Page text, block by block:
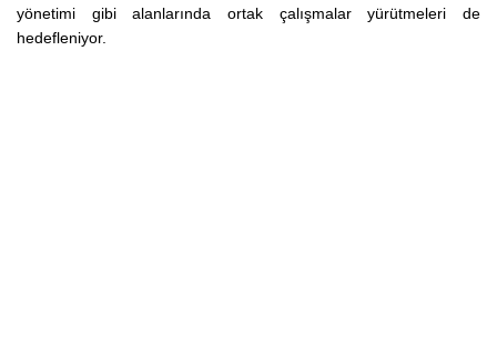
yönetimi gibi alanlarında ortak çalışmalar yürütmeleri de
hedefleniyor.